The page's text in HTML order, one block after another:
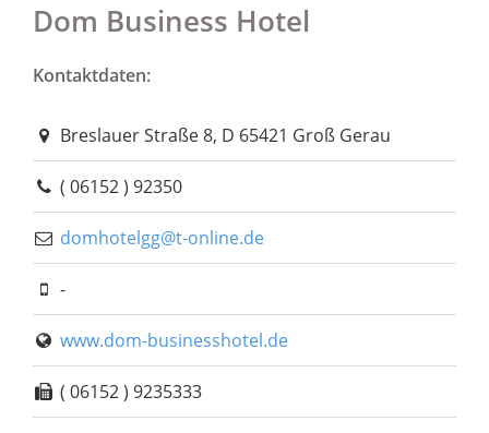
Dom Business Hotel
Kontaktdaten:
Breslauer Straße 8, D 65421 Groß Gerau
( 06152 ) 92350
domhotelgg@t-online.de
-
www.dom-businesshotel.de
( 06152 ) 9235333